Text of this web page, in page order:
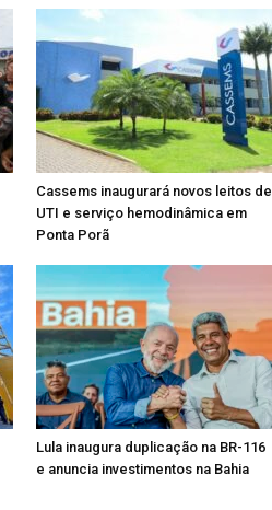
Cassems inaugurará novos leitos de
UTI e serviço hemodinâmica em
Ponta Porã
Lula inaugura duplicação na BR-116
e anuncia investimentos na Bahia